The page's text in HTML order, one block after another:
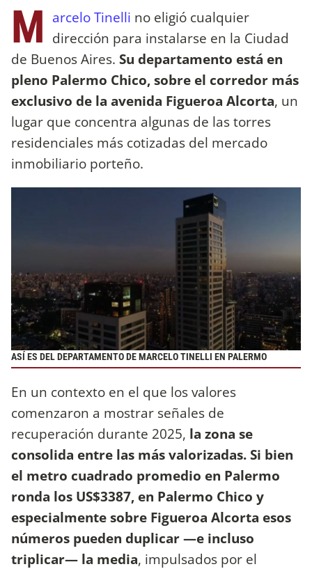
M arcelo Tinelli no eligió cualquier
dirección para instalarse en la Ciudad
de Buenos Aires. Su departamento está en
pleno Palermo Chico, sobre el corredor más
exclusivo de la avenida Figueroa Alcorta, un
lugar que concentra algunas de las torres
residenciales más cotizadas del mercado
inmobiliario porteño.
ASÍ ES DEL DEPARTAMENTO DE MARCELO TINELLI EN PALERMO
En un contexto en el que los valores
comenzaron a mostrar señales de
recuperación durante 2025, la zona se
consolida entre las más valorizadas. Si bien
el metro cuadrado promedio en Palermo
ronda los US$3387, en Palermo Chico y
especialmente sobre Figueroa Alcorta esos
números pueden duplicar —e incluso
triplicar— la media, impulsados por el